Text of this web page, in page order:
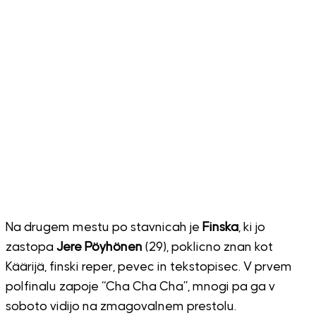
Na drugem mestu po stavnicah je Finska, ki jo
zastopa Jere Pöyhönen (29), poklicno znan kot
Käärijä, finski reper, pevec in tekstopisec. V prvem
polfinalu zapoje “Cha Cha Cha”, mnogi pa ga v
soboto vidijo na zmagovalnem prestolu.